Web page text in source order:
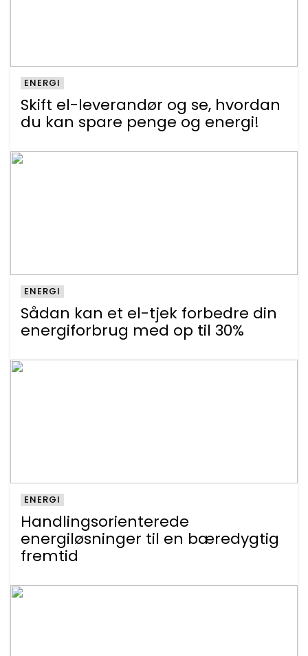
Skift el-leverandør og se, hvordan
du kan spare penge og energi!
ENERGI
Sådan kan et el-tjek forbedre din
energiforbrug med op til 30%
ENERGI
Handlingsorienterede
energiløsninger til en bæredygtig
fremtid
ENERGI